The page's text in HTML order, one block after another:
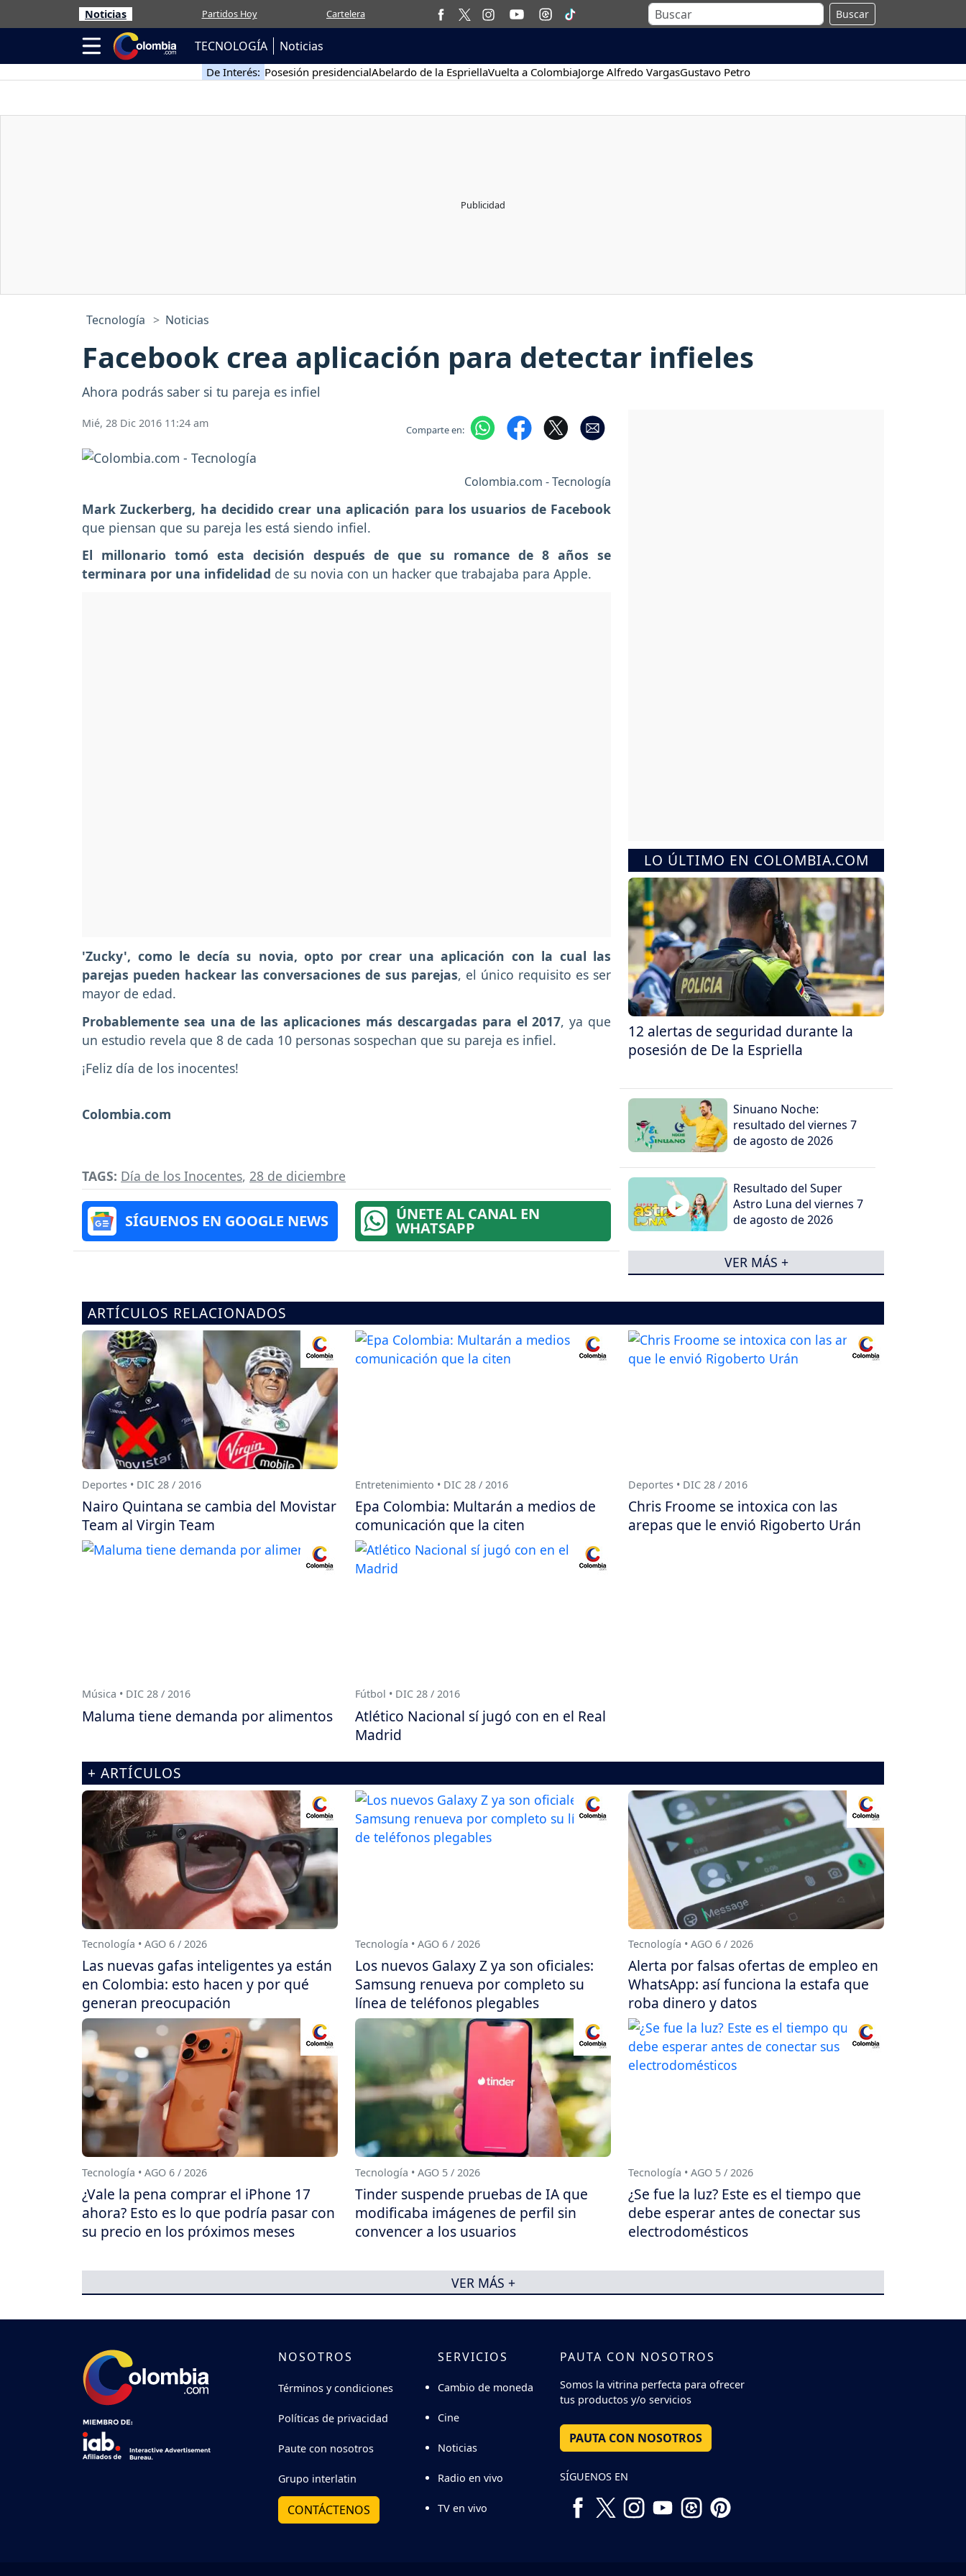
Noticias Partidos Hoy Cartelera Buscar
TECNOLOGÍA Noticias
De Interés: Posesión presidencialAbelardo de la EspriellaVuelta a ColombiaJorge Alfredo VargasGustavo Petro
Tecnología Noticias
Facebook crea aplicación para detectar infieles
Ahora podrás saber si tu pareja es infiel
Mié, 28 Dic 2016 11:24 am Comparte en:
Colombia.com - Tecnología
Mark Zuckerberg, ha decidido crear una aplicación para los usuarios de Facebook
que piensan que su pareja les está siendo infiel.
El millonario tomó esta decisión después de que su romance de 8 años se
terminara por una infidelidad de su novia con un hacker que trabajaba para Apple.
'Zucky', como le decía su novia, opto por crear una aplicación con la cual las
parejas pueden hackear las conversaciones de sus parejas, el único requisito es ser
mayor de edad.
Probablemente sea una de las aplicaciones más descargadas para el 2017, ya que
un estudio revela que 8 de cada 10 personas sospechan que su pareja es infiel.
¡Feliz día de los inocentes!
Colombia.com
TAGS: Día de los Inocentes, 28 de diciembre
SÍGUENOS EN GOOGLE NEWS ÚNETE AL CANAL EN
WHATSAPP
LO ÚLTIMO EN COLOMBIA.COM
12 alertas de seguridad durante la
posesión de De la Espriella
Sinuano Noche:
resultado del viernes 7
de agosto de 2026
Resultado del Super
Astro Luna del viernes 7
de agosto de 2026
VER MÁS +
ARTÍCULOS RELACIONADOS
Deportes • DIC 28 / 2016
Nairo Quintana se cambia del Movistar
Team al Virgin Team
Entretenimiento • DIC 28 / 2016
Epa Colombia: Multarán a medios de
comunicación que la citen
Deportes • DIC 28 / 2016
Chris Froome se intoxica con las
arepas que le envió Rigoberto Urán
Música • DIC 28 / 2016
Maluma tiene demanda por alimentos
Fútbol • DIC 28 / 2016
Atlético Nacional sí jugó con en el Real
Madrid
+ ARTÍCULOS
Tecnología • AGO 6 / 2026
Las nuevas gafas inteligentes ya están
en Colombia: esto hacen y por qué
generan preocupación
Tecnología • AGO 6 / 2026
Los nuevos Galaxy Z ya son oficiales:
Samsung renueva por completo su
línea de teléfonos plegables
Tecnología • AGO 6 / 2026
Alerta por falsas ofertas de empleo en
WhatsApp: así funciona la estafa que
roba dinero y datos
Tecnología • AGO 6 / 2026
¿Vale la pena comprar el iPhone 17
ahora? Esto es lo que podría pasar con
su precio en los próximos meses
Tecnología • AGO 5 / 2026
Tinder suspende pruebas de IA que
modificaba imágenes de perfil sin
convencer a los usuarios
Tecnología • AGO 5 / 2026
¿Se fue la luz? Este es el tiempo que
debe esperar antes de conectar sus
electrodomésticos
VER MÁS +
NOSOTROS
Términos y condiciones
Políticas de privacidad
Paute con nosotros
Grupo interlatin
CONTÁCTENOS
SERVICIOS
Cambio de moneda
Cine
Noticias
Radio en vivo
TV en vivo
PAUTA CON NOSOTROS
Somos la vitrina perfecta para ofrecer
tus productos y/o servicios
PAUTA CON NOSOTROS
SÍGUENOS EN